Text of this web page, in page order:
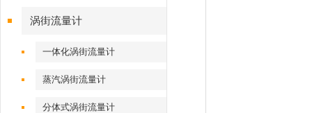
涡街流量计
一体化涡街流量计
蒸汽涡街流量计
分体式涡街流量计